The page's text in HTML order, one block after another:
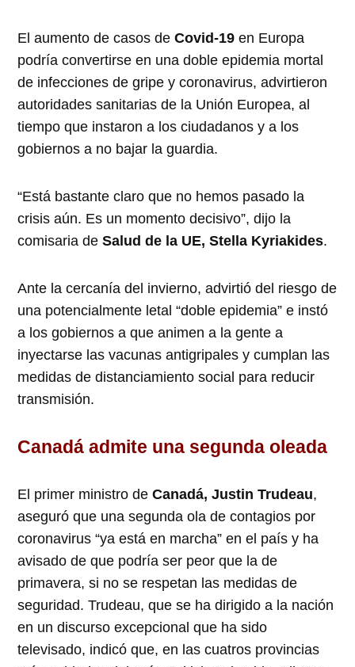
El aumento de casos deCovid-19 en Europa
podría convertirse en una doble epidemia mortal
de infecciones de gripe y coronavirus, advirtieron
autoridades sanitarias de la Unión Europea, al
tiempo que instaron a los ciudadanos y a los
gobiernos a no bajar la guardia.
“Está bastante claro que no hemos pasado la
crisis aún. Es un momento decisivo”, dijo la
comisaria deSalud de la UE, Stella Kyriakides.
Ante la cercanía del invierno, advirtió del riesgo de
una potencialmente letal “doble epidemia” e instó
a los gobiernos a que animen a la gente a
inyectarse las vacunas antigripales y cumplan las
medidas de distanciamiento social para reducir
transmisión.
Canadá admite una segunda oleada
El primer ministro deCanadá, Justin Trudeau,
aseguró que una segunda ola de contagios por
coronavirus “ya está en marcha” en el país y ha
avisado de que podría ser peor que la de
primavera, si no se respetan las medidas de
seguridad. Trudeau, que se ha dirigido a la nación
en un discurso excepcional que ha sido
televisado, indicó que, en las cuatros provincias